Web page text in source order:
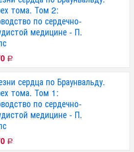
тома. Том 2:
по сердечно-
медицине - П.
Р
сердца по Браунвальду.
тома. Том 1:
по сердечно-
медицине - П.
Р